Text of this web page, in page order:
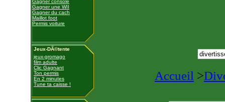
Gagner console
Gagner une WII
Gagner du cach
Maillot foot
Permis voiture
Jeux-DÃ©tente
jeux-gromago
film adulte
Clic Gagnant
Ton permis
En 2 minutes
Tune ta caisse !
Accueil >